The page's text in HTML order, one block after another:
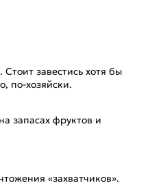
завестись хотя бы
по-хозяйски.
запасах фруктов и
«захватчиков».